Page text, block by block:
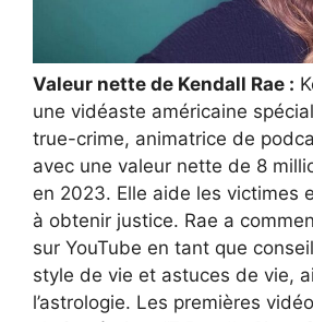
Valeur nette de Kendall Rae :
une vidéaste américaine
true-crime, animatrice de
avec une valeur nette de 8
en 2023. Elle aide les victimes
à obtenir justice. Rae a
sur YouTube en tant que
style de vie et astuces de vie,
l’astrologie. Les premières